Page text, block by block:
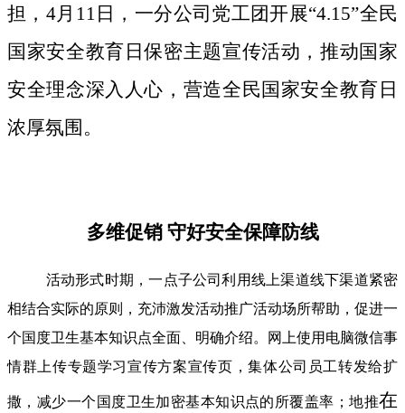
担，4月11日，一分公司党工团开展“4.15”全民
国家安全教育日保密主题宣传活动，推动国家
安全理念深入人心，营造全民国家安全教育日
浓厚氛围。
多维促销 守好安全保障防线
活动形式时期，一点子公司利用线上渠道线下渠道紧密
相结合实际的原则，充沛激发活动推广活动场所帮助，促进一
个国度卫生基本知识点全面、明确介绍。网上使用电脑微信事
情群上传专题学习宣传方案宣传页，集体公司员工转发给扩
撒，减少一个国度卫生加密基本知识点的所覆盖率；地推在